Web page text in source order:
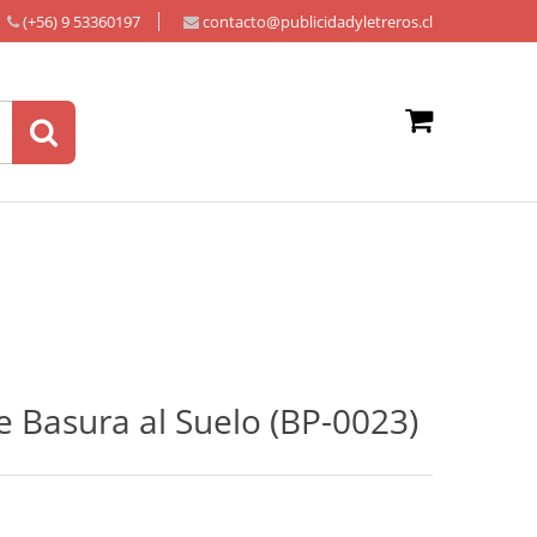
(+56) 9 53360197 contacto@publicidadyletreros.cl
al Suelo (BP-0023)